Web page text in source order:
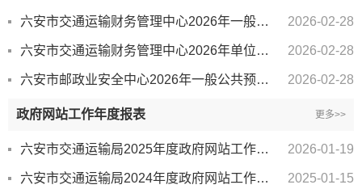
六安市交通运输财务管理中心2026年一般公共预算安排“三公”经费情况 2026-02-28
六安市交通运输财务管理中心2026年单位预算 2026-02-28
六安市邮政业安全中心2026年一般公共预算安排“三公”经费情况 2026-02-28
政府网站工作年度报表 更多>>
六安市交通运输局2025年度政府网站工作报表 2026-01-19
六安市交通运输局2024年度政府网站工作报表 2025-01-15